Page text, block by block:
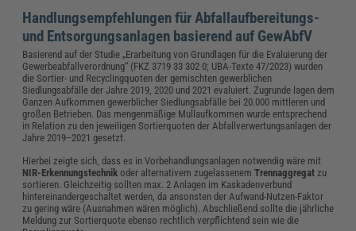
Handlungsempfehlungen für Abfallaufbereitungs-
und Entsorgungsanlagen basierend auf GewAbfV
Basierend auf der Studie „Erarbeitung von Grundlagen für die Evaluierung der
Gewerbeabfallverordnung“ (FKZ 3719 33 302 0; UBA-Texte 47/2023) wurden
die Sortier- und Recyclingquoten der gemischten gewerblichen
Siedlungsabfälle der Jahre 2019, 2020 und 2021 evaluiert. Zugrunde lagen dem
Ganzen Aufkommen gewerblicher Siedlungsabfälle bei 20.000 mittleren und
großen Betrieben. Das mengenmäßige Mullaufkommen wurde entsprechend
in Relation zu den jeweiligen Sortierquoten der Abfallverwertungsanlagen der
Jahre 2019–2021 gesetzt.
Hierbei zeigte sich, dass es in Vorbehandlungsanlagen notwendig wäre mit
NIR-Erkennungstechnik oder alternativem zugelassenemTrennaggregat zu
sortieren. Gleichzeitig sollten max. 2 Anlagen im Kaskadenverbund
hintereinandergeschaltet werden, da ansonsten der Aufwand-Nutzen-Faktor
zu gering wäre (Ausnahmen wären möglich). Abschließend sollte die jährliche
Meldung zur Sortierquote ebenso rechtlich verpflichtend sein wie die